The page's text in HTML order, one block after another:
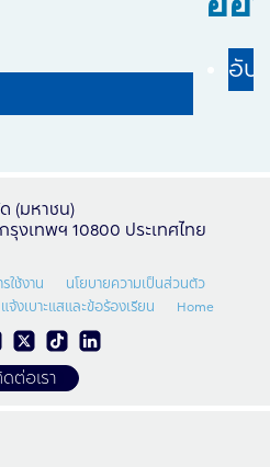
อัป
(มหาชน)
งเทพฯ 10800 ประเทศไทย
ใช้งาน
นโยบายความเป็นส่วนตัว
แจ้งเบาะแสและข้อร้องเรียน Home
ต่อเรา